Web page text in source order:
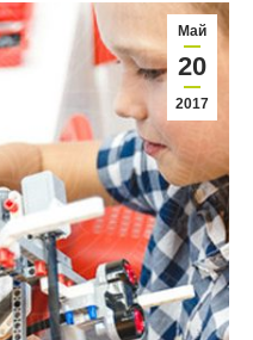
Май
20
2017